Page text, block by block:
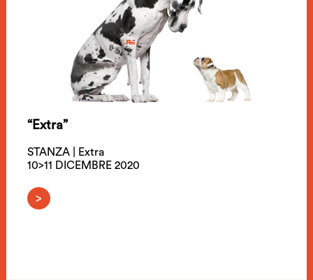
“Extra”
STANZA | Extra
10>11 DICEMBRE 2020
>